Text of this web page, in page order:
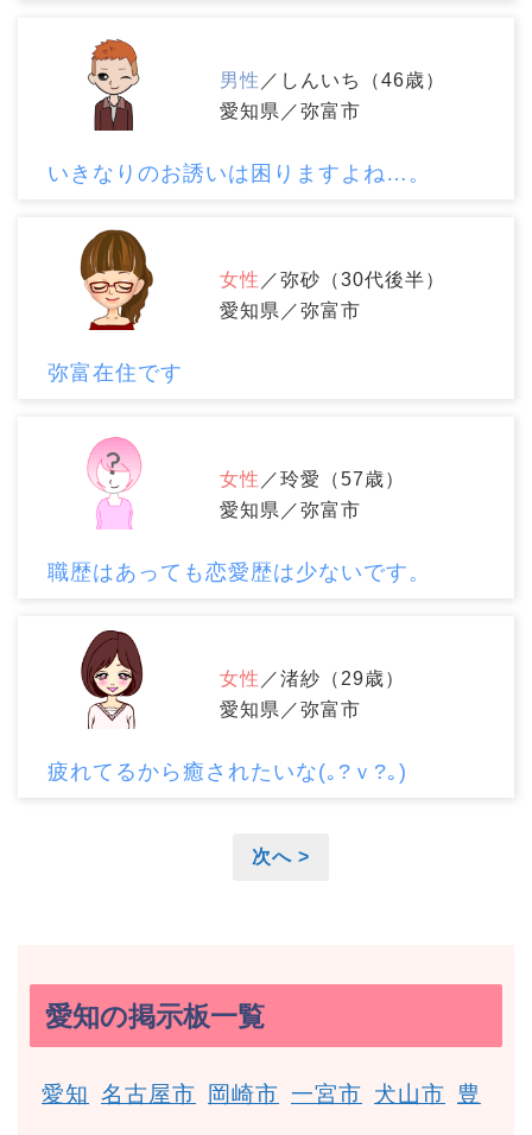
男性 ／しんいち（46歳）
愛知県／弥富市
いきなりのお誘いは困りますよね…。
女性 ／弥砂（30代後半）
愛知県／弥富市
弥富在住です
女性 ／玲愛（57歳）
愛知県／弥富市
職歴はあっても恋愛歴は少ないです。
女性 ／渚紗（29歳）
愛知県／弥富市
疲れてるから癒されたいな(｡?ｖ?｡)
次へ >
愛知の掲示板一覧
愛知 名古屋市 岡崎市 一宮市 犬山市 豊